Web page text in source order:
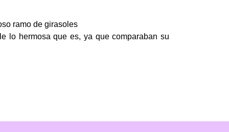
ramo de girasoles
lo hermosa que es, ya que comparaban su